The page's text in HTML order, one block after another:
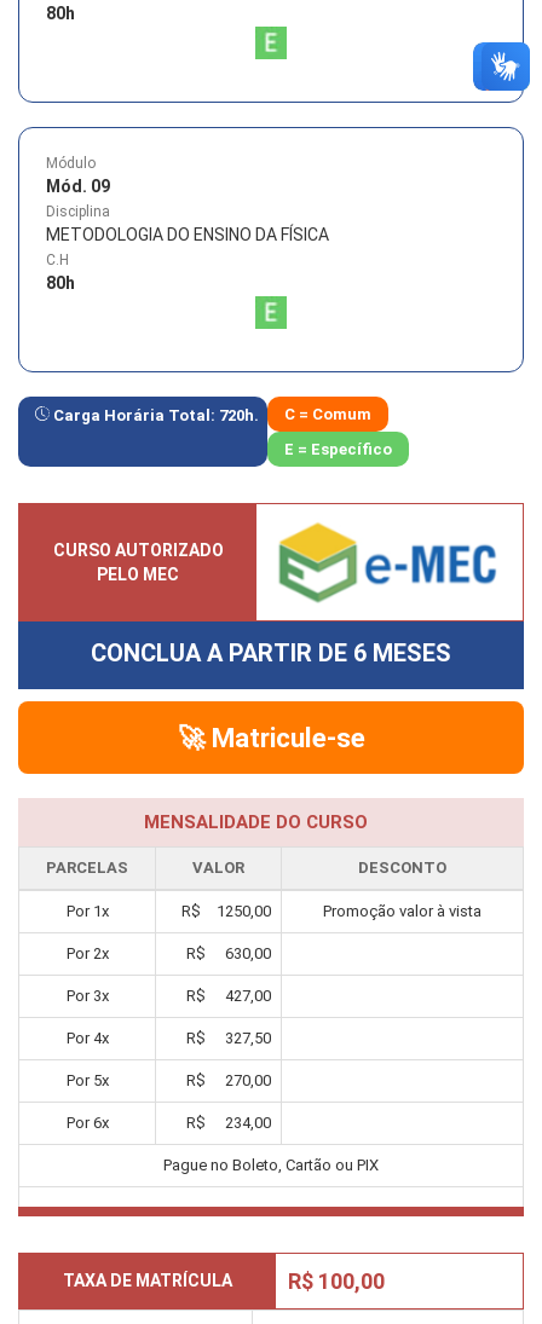
80h
Módulo
Mód. 09
Disciplina
METODOLOGIA DO ENSINO DA FÍSICA
C.H
80h
Carga Horária Total: 720h.
C = Comum
E = Específico
CURSO AUTORIZADO
PELO MEC
CONCLUA A PARTIR DE 6 MESES
🚀 Matricule-se
MENSALIDADE DO CURSO
PARCELAS VALOR DESCONTO
Por 1x R$ 1250,00 Promoção valor à vista
Por2x R$ 630,00
Por 3x R$ 427,00
Por4x R$ 327,50
Por 5x R$ 270,00
Por6x R$ 234,00
Pague no Boleto, Cartão ou PIX
TAXA DE MATRÍCULA R$ 100,00